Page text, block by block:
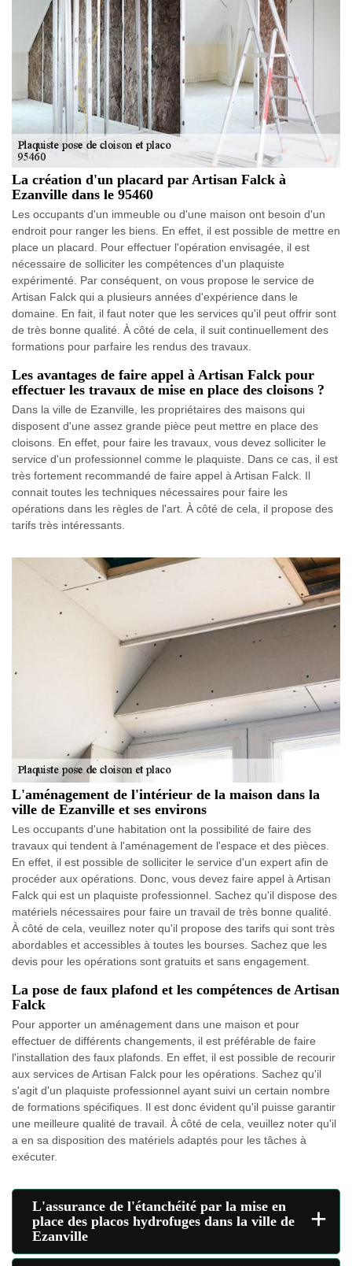
La création d'un placard par Artisan Falck à
Ezanville dans le 95460
Les occupants d'un immeuble ou d'une maison ont besoin d'un
endroit pour ranger les biens. En effet, il est possible de mettre en
place un placard. Pour effectuer l'opération envisagée, il est
nécessaire de solliciter les compétences d'un plaquiste
expérimenté. Par conséquent, on vous propose le service de
Artisan Falck qui a plusieurs années d'expérience dans le
domaine. En fait, il faut noter que les services qu'il peut offrir sont
de très bonne qualité. À côté de cela, il suit continuellement des
formations pour parfaire les rendus des travaux.
Les avantages de faire appel à Artisan Falck pour
effectuer les travaux de mise en place des cloisons ?
Dans la ville de Ezanville, les propriétaires des maisons qui
disposent d'une assez grande pièce peut mettre en place des
cloisons. En effet, pour faire les travaux, vous devez solliciter le
service d'un professionnel comme le plaquiste. Dans ce cas, il est
très fortement recommandé de faire appel à Artisan Falck. Il
connait toutes les techniques nécessaires pour faire les
opérations dans les règles de l'art. À côté de cela, il propose des
tarifs très intéressants.
L'aménagement de l'intérieur de la maison dans la
ville de Ezanville et ses environs
Les occupants d'une habitation ont la possibilité de faire des
travaux qui tendent à l'aménagement de l'espace et des pièces.
En effet, il est possible de solliciter le service d'un expert afin de
procéder aux opérations. Donc, vous devez faire appel à Artisan
Falck qui est un plaquiste professionnel. Sachez qu'il dispose des
matériels nécessaires pour faire un travail de très bonne qualité.
À côté de cela, veuillez noter qu'il propose des tarifs qui sont très
abordables et accessibles à toutes les bourses. Sachez que les
devis pour les opérations sont gratuits et sans engagement.
La pose de faux plafond et les compétences de Artisan
Falck
Pour apporter un aménagement dans une maison et pour
effectuer de différents changements, il est préférable de faire
l'installation des faux plafonds. En effet, il est possible de recourir
aux services de Artisan Falck pour les opérations. Sachez qu'il
s'agit d'un plaquiste professionnel ayant suivi un certain nombre
de formations spécifiques. Il est donc évident qu'il puisse garantir
une meilleure qualité de travail. À côté de cela, veuillez noter qu'il
a en sa disposition des matériels adaptés pour les tâches à
exécuter.
L'assurance de l'étanchéité par la mise en
place des placos hydrofuges dans la ville de
Ezanville
+